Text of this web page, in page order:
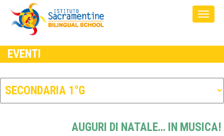
EVENTI
AUGURI DI NATALE… IN MUSICA!